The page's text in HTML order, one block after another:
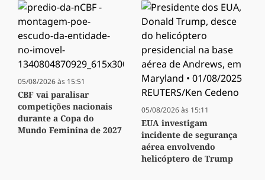
05/08/2026 às 15:51
CBF vai paralisar
competições nacionais
durante a Copa do
Mundo Feminina de 2027
05/08/2026 às 15:11
EUA investigam
incidente de segurança
aérea envolvendo
helicóptero de Trump